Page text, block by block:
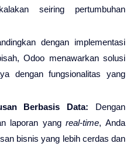
seiring pertumbuhan
dengan implementasi
Odoo menawarkan solusi
dengan fungsionalitas yang
Berbasis Data: Dengan
laporan yangreal-time, Anda
bisnis yang lebih cerdas dan